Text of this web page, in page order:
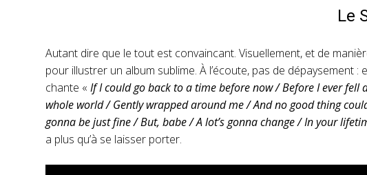
Le
Autant dire que le tout est convaincant. Visuellement, et de
pour illustrer un album sublime. À l’écoute, pas de dépaysement
chante « If I could go back to a time before now / Before I ever
whole world / Gently wrapped around me / And no good thing
gonna be just fine / But, babe / A lot’s gonna change / In your
a plus qu’à se laisser porter.